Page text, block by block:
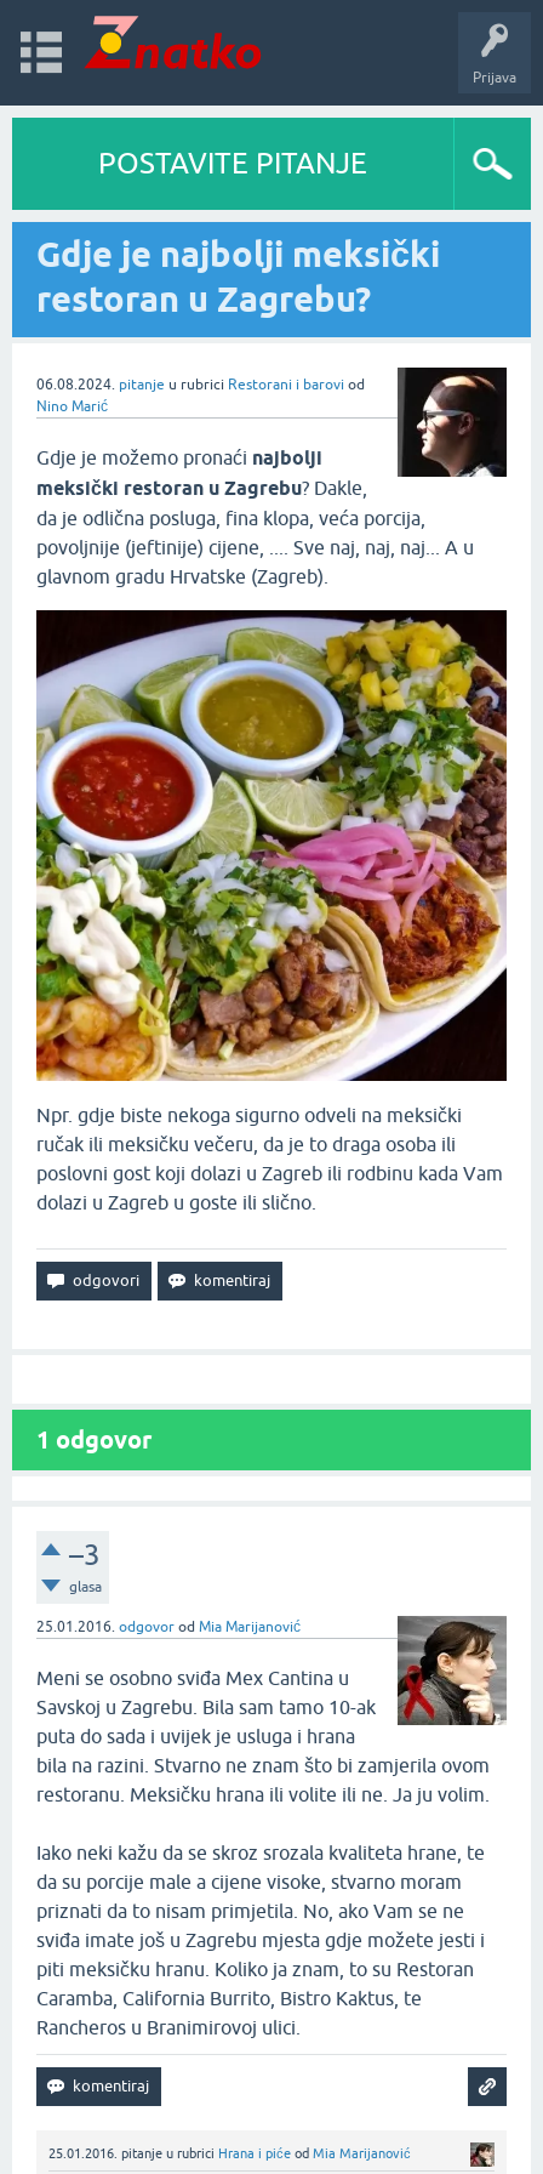
Prijava
POSTAVITE PITANJE
Gdje je najbolji meksički
restoran u Zagrebu?
06.08.2024. pitanje u rubrici Restorani i barovi od
Nino Marić
Gdje je možemo pronaći najbolji
meksički restoran u Zagrebu? Dakle,
da je odlična posluga, fina klopa, veća porcija,
povoljnije (jeftinije) cijene, .... Sve naj, naj, naj... A u
glavnom gradu Hrvatske (Zagreb).
Npr. gdje biste nekoga sigurno odveli na meksički
ručak ili meksičku večeru, da je to draga osoba ili
poslovni gost koji dolazi u Zagreb ili rodbinu kada Vam
dolazi u Zagreb u goste ili slično.
1 odgovor
–3
glasa
25.01.2016. odgovor od Mia Marijanović
Meni se osobno sviđa Mex Cantina u
Savskoj u Zagrebu. Bila sam tamo 10-ak
puta do sada i uvijek je usluga i hrana
bila na razini. Stvarno ne znam što bi zamjerila ovom
restoranu. Meksičku hrana ili volite ili ne. Ja ju volim.
Iako neki kažu da se skroz srozala kvaliteta hrane, te
da su porcije male a cijene visoke, stvarno moram
priznati da to nisam primjetila. No, ako Vam se ne
sviđa imate još u Zagrebu mjesta gdje možete jesti i
piti meksičku hranu. Koliko ja znam, to su Restoran
Caramba, California Burrito, Bistro Kaktus, te
Rancheros u Branimirovoj ulici.
25.01.2016. pitanje u rubrici Hrana i piće od Mia Marijanović